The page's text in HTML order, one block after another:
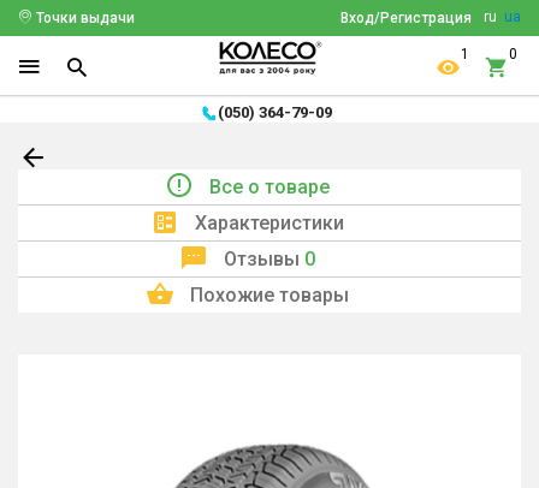
ru ua
Вход/Регистрация
Точки выдачи
1 0
(050) 364-79-09
Все о товаре
Характеристики
Отзывы 0
Похожие товары